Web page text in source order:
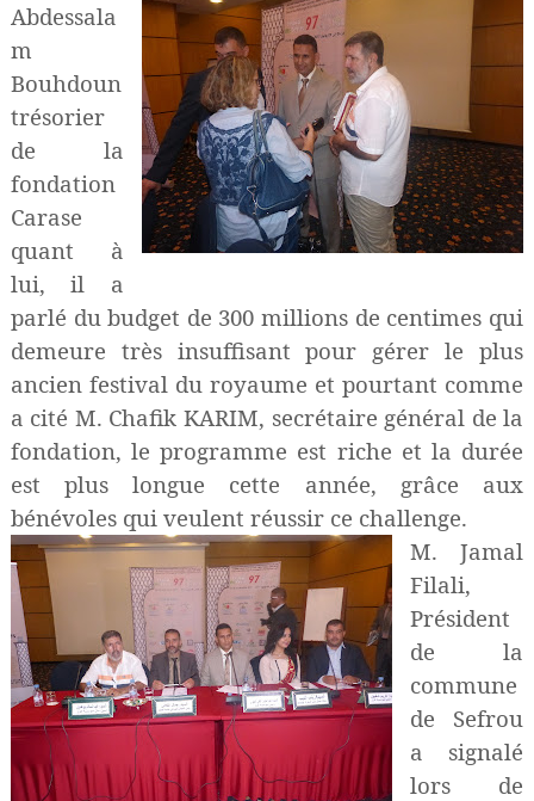
Abdessala
m
Bouhdoun
trésorier
de la
fondation
Carase
quant à
lui, il a
parlé du budget de 300 millions de centimes qui
demeure très insuffisant pour gérer le plus
ancien festival du royaume et pourtant comme
a cité M. Chafik KARIM, secrétaire général de la
fondation, le programme est riche et la durée
est plus longue cette année, grâce aux
bénévoles qui veulent réussir ce challenge.
M. Jamal
Filali,
Président
de la
commune
de Sefrou
a signalé
lors de